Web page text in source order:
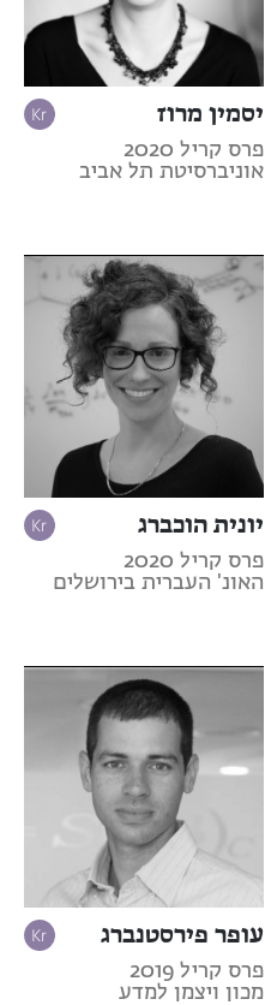
יסמין מרוז
פרס קריל 2020
אוניברסיטת תל אביב
יונית הוכברג
פרס קריל 2020
האונ' העברית בירושלים
עופר פירסטנברג
פרס קריל 2019
מכון ויצמן למדע